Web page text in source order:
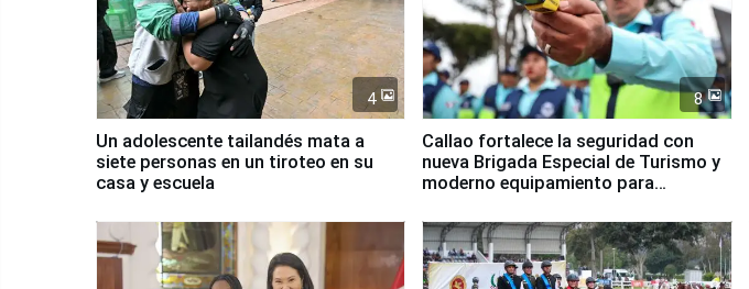
4
Un adolescente tailandés mata a
siete personas en un tiroteo en su
casa y escuela
8
Callao fortalece la seguridad con
nueva Brigada Especial de Turismo y
moderno equipamiento para